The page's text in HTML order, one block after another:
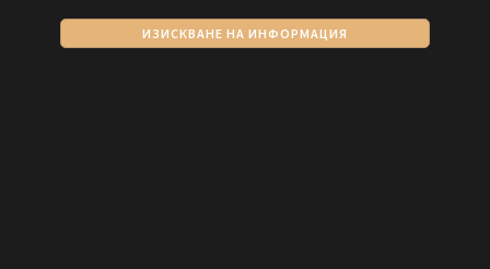
ИЗИСКВАНЕ НА ИНФОРМАЦИЯ